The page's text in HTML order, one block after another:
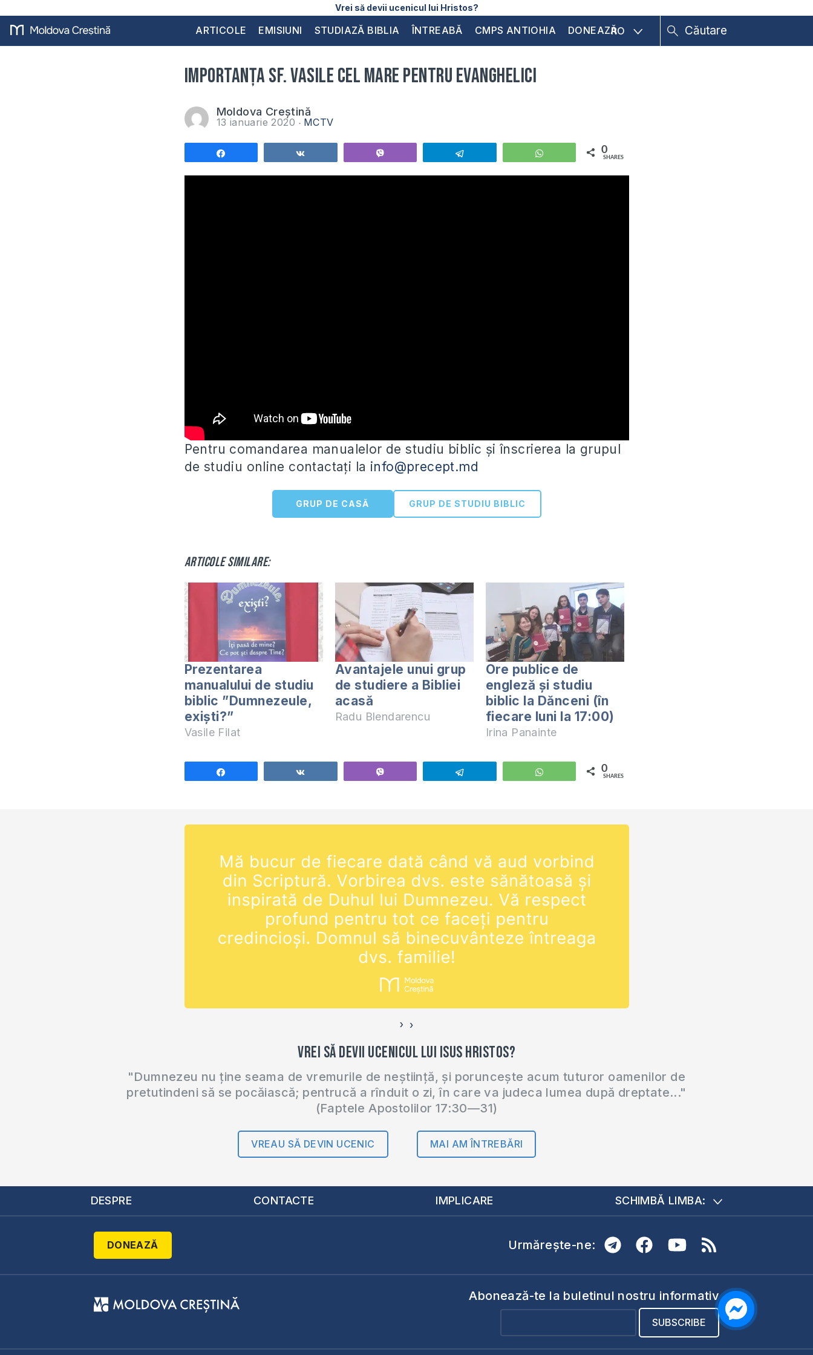
Vrei să devii ucenicul lui Hristos?
ARTICOLE EMISIUNI STUDIAZĂ BIBLIA ÎNTREABĂ CMPS ANTIOHIA DONEAZĂRO
Importanța sf. Vasile cel Mare pentru evanghelici
Moldova Creștină
13 ianuarie 2020 MCTV
WhatsApp 0
SHARES
Pentru comandarea manualelor de studiu biblic și înscrierea la grupul
de studiu online contactați la info@precept.md
GRUP DE CASĂ GRUP DE STUDIU BIBLIC
Articole similare:
Prezentarea
manualului de studiu
biblic ”Dumnezeule,
exiști?”
Vasile Filat
Avantajele unui grup
de studiere a Bibliei
acasă
Radu Blendarencu
Ore publice de
engleză și studiu
biblic la Dănceni (în
fiecare luni la 17:00)
Irina Panainte
WhatsApp 0
SHARES
‹ ›
Vrei să devii ucenicul lui Isus Hristos?
"Dumnezeu nu ține seama de vremurile de neștiință, și poruncește acum tuturor oamenilor de
pretutindeni să se pocăiască; pentrucă a rînduit o zi, în care va judeca lumea după dreptate..."
(Faptele Apostolilor 17:30—31)
VREAU SĂ DEVIN UCENIC MAI AM ÎNTREBĂRI
DESPRE CONTACTE IMPLICARE SCHIMBĂ LIMBA:
DONEAZĂ Urmărește-ne:
Abonează-te la buletinul nostru informativ